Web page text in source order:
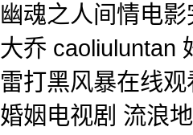
幽魂之人间情电
大乔 caoliuluntan
雷打黑风暴在线
婚姻电视剧 流浪